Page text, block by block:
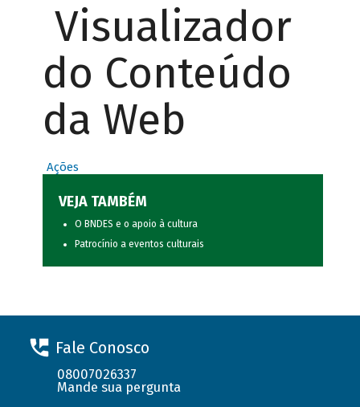
Visualizador
do Conteúdo
da Web
Ações
VEJA TAMBÉM
O BNDES e o apoio à cultura
Patrocínio a eventos culturais
Fale Conosco
08007026337
Mande sua pergunta